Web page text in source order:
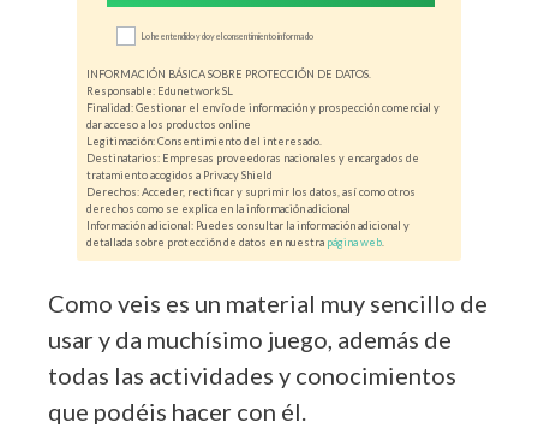
INFORMACIÓN BÁSICA SOBRE PROTECCIÓN DE DATOS.
Responsable: Edunetwork SL
Finalidad: Gestionar el envío de información y prospección comercial y
dar acceso a los productos online
Legitimación: Consentimiento del interesado.
Destinatarios: Empresas proveedoras nacionales y encargados de
tratamiento acogidos a Privacy Shield
Derechos: Acceder, rectificar y suprimir los datos, así como otros
derechos como se explica en la información adicional
Información adicional: Puedes consultar la información adicional y
detallada sobre protección de datos en nuestra página web.
Lo he entendido y doy el consentimiento informado
Como veis es un material muy sencillo de
usar y da muchísimo juego, además de
todas las actividades y conocimientos
que podéis hacer con él.